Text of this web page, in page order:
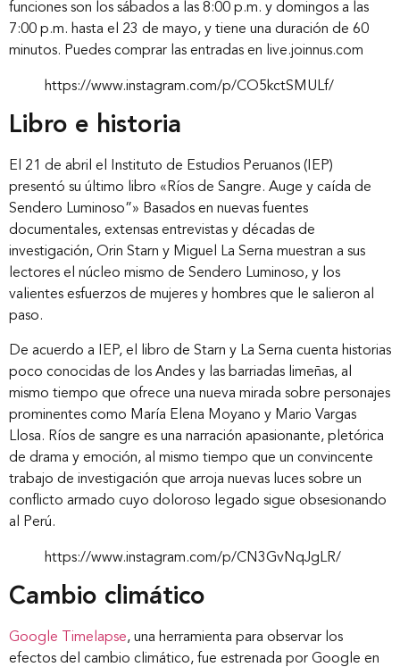
funciones son los sábados a las 8:00 p.m. y domingos a las
7:00 p.m. hasta el 23 de mayo, y tiene una duración de 60
minutos. Puedes comprar las entradas en live.joinnus.com
https://www.instagram.com/p/CO5kctSMULf/
Libro e historia
El 21 de abril el Instituto de Estudios Peruanos (IEP)
presentó su último libro «Ríos de Sangre. Auge y caída de
Sendero Luminoso”» Basados en nuevas fuentes
documentales, extensas entrevistas y décadas de
investigación, Orin Starn y Miguel La Serna muestran a sus
lectores el núcleo mismo de Sendero Luminoso, y los
valientes esfuerzos de mujeres y hombres que le salieron al
paso.
De acuerdo a IEP, el libro de Starn y La Serna cuenta historias
poco conocidas de los Andes y las barriadas limeñas, al
mismo tiempo que ofrece una nueva mirada sobre personajes
prominentes como María Elena Moyano y Mario Vargas
Llosa. Ríos de sangre es una narración apasionante, pletórica
de drama y emoción, al mismo tiempo que un convincente
trabajo de investigación que arroja nuevas luces sobre un
conflicto armado cuyo doloroso legado sigue obsesionando
al Perú.
https://www.instagram.com/p/CN3GvNqJgLR/
Cambio climático
Google Timelapse, una herramienta para observar los
efectos del cambio climático, fue estrenada por Google en